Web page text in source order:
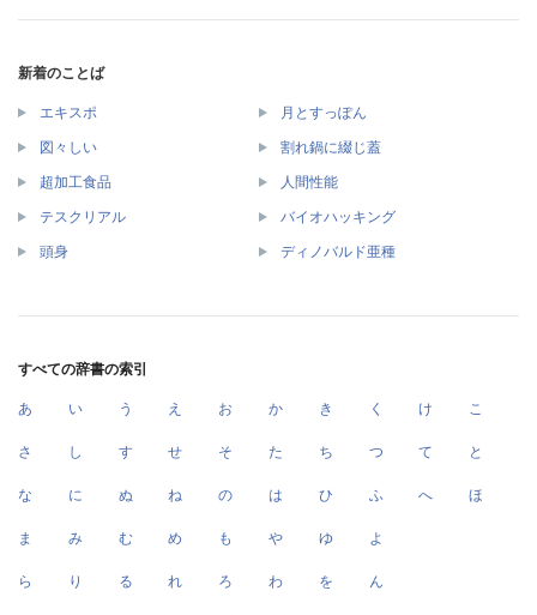
新着のことば
エキスポ 月とすっぽん
図々しい 割れ鍋に綴じ蓋
超加工食品 人間性能
テスクリアル バイオハッキング
頭身 ディノバルド亜種
すべての辞書の索引
あ い う え お か き く け こ
さ し す せ そ た ち つ て と
な に ぬ ね の は ひ ふ へ ほ
ま み む め も や ゆ よ
ら り る れ ろ わ を ん